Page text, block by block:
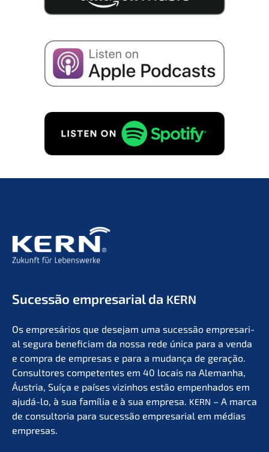
Concordo com o armaze­na­men­to dos meus
dados para receber e-mails sobre suces­são
PEDIDO GRATUITO!
Suces­são empre­sa­ri­al da KERN
Os empresá­ri­os que desejam uma suces­são empre­sa­ri­
al segura benefi­ci­am da nossa rede única para a venda
e compra de empre­sas e para a mudan­ça de geração.
Consul­to­res compe­ten­tes em 40 locais na Aleman­ha,
Áustria, Suíça e países vizin­hos estão empen­ha­dos em
ajudá-lo, à sua família e à sua empre­sa. KERN – A marca
de consult­oria para suces­são empre­sa­ri­al em médias
empresas.